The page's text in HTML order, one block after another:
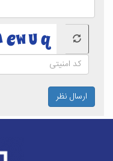
ارسال نظر